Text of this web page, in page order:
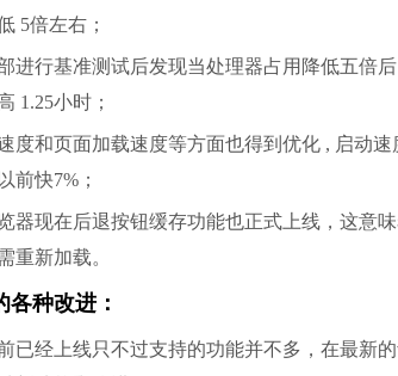
5倍左右；
进行基准测试后发现当处理器占用降低五倍
1.25小时；
度和页面加载速度等方面也得到优化 , 启动速
前快7%；
器现在后退按钮缓存功能也正式上线，这意
重新加载。
各种改进：
已经上线只不过支持的功能并不多，在最新